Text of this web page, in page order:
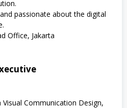
passionate about the digital
Office, Jakarta
Visual Communication Design,